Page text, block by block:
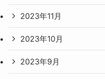
2023年11月
2023年10月
2023年9月